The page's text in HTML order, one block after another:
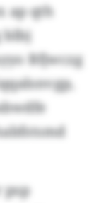
ap qth
blbj
Bfjwczg
psp